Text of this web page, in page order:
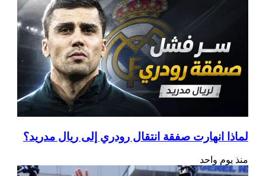
لماذا انهارت صفقة انتقال رودري إلى ريال مدريد؟
منذ يوم واحد